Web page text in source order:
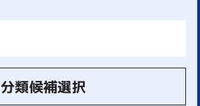
分類候補選択